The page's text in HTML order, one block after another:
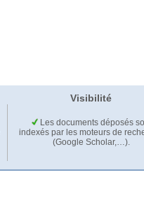
Visibilité
Les documents déposés
indexés par les moteurs de
(Google Scholar,…).